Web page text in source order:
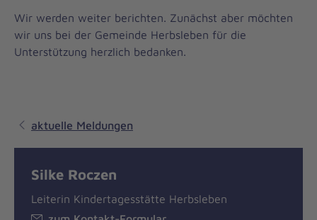
Wir werden weiter berichten. Zunächst aber möchten
wir uns bei der Gemeinde Herbsleben für die
Unterstützung herzlich bedanken.
aktuelle Meldungen
Silke Roczen
Leiterin Kindertagesstätte Herbsleben